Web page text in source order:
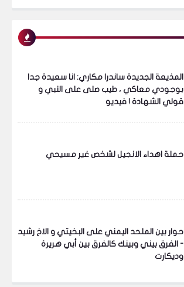
المذيعة الجديدة ساندرا مكاري: انا سعيدة جدا
بوجودي معاكي ، طيب صلى على النبي و
قولي الشهادة ! فيديو
حملة اهداء الانجيل لشخص غير مسيحي
حوار بين الملحد اليمني على البخيتي و الاخ رشيد
- الفرق بيني وبينك كالفرق بين أبي هريرة
وديكارت